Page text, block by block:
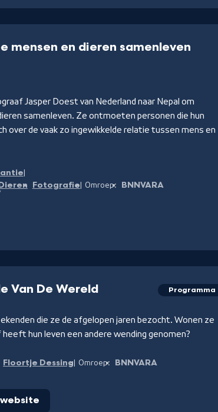
mensen en dieren samenleven
Jasper Doest van Nederland naar Nepal om
samenleven. Ze ontmoeten personen die hun
over de vaak zo ingewikkelde relatie tussen mens en
Fotografie Omroep: BNNVARA
Van De Wereld Programma
die ze de afgelopen jaren bezocht. Wonen ze
hun leven een andere wending genomen?
Floortje Dessing Omroep: BNNVARA